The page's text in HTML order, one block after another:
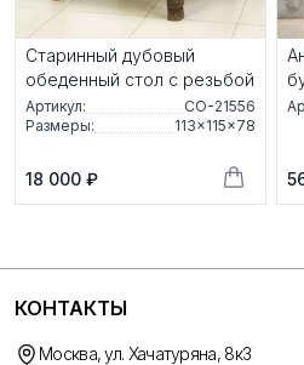
Старинный дубовый
обеденный стол с резьбой
Артикул:
СО-21556
Размеры:
113×115×78
18 000 ₽
КОНТАКТЫ
Москва, ул. Хачатуряна, 8к3